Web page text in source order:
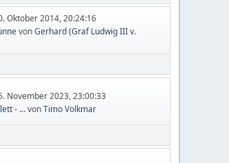
Oktober 2014, 20:24:16
vonGerhard (Graf Ludwig III v.
November 2023, 23:00:33
- ...vonTimo Volkmar